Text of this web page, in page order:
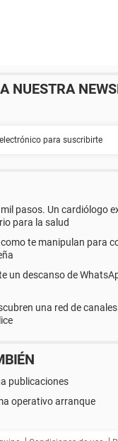
NUESTRA
pasos. Un cardiólogo
para la salud
como te manipulan para
un descanso de
una red de
publicaciones
operativo arranque